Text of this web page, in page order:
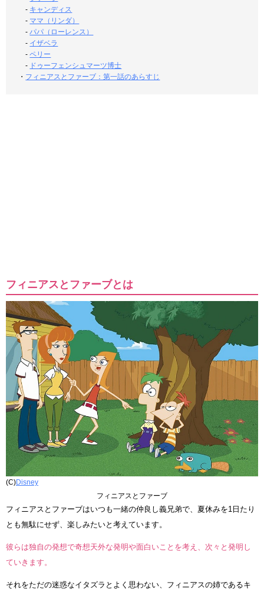
- キャンディス
- ママ（リンダ）
-パパ（ローレンス）
- イザベラ
-ペリー
- ドゥーフェンシュマーツ博士
・ フィニアスとファーブ：第一話のあらすじ
フィニアスとファーブとは
(C)Disney
フィニアスとファーブ
フィニアスとファーブはいつも一緒の仲良し義兄弟で、夏休みを1日たり
とも無駄にせず、楽しみたいと考えています。
彼らは独自の発想で奇想天外な発明や面白いことを考え、次々と発明し
ていきます。
それをただの迷惑なイタズラとよく思わない、フィニアスの姉であるキ